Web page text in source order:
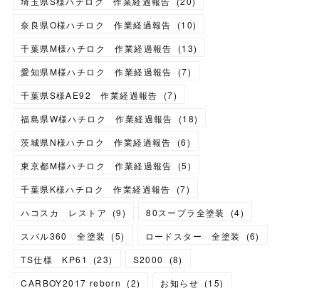
奈良県O様ハチロク 作業経過報告
(10)
千葉県M様ハチロク 作業経過報告
(13)
愛知県M様ハチロク 作業経過報告
(7)
千葉県S様AE92 作業経過報告
(7)
福島県W様ハチロク 作業経過報告
(18)
茨城県N様ハチロク 作業経過報告
(6)
東京都M様ハチロク 作業経過報告
(5)
千葉県K様ハチロク 作業経過報告
(7)
ハコスカ レストア
(9) 80スープラ全塗装 (4)
スバル360 全塗装
(5) ロードスター 全塗装 (6)
TS仕様 KP61
(23) S2000 (8)
CARBOY2017 reborn
(2) お知らせ (15)